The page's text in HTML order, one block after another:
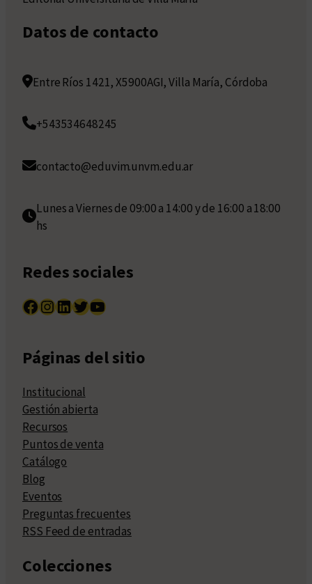
Datos de contacto
Entre Ríos 1421, X5900AGI, Villa María, Córdoba
+543534648245
contacto@eduvim.unvm.edu.ar
Lunes a Viernes de 09:00 a 14:00 y de 16:00 a 18:00
hs
Redes sociales
Facebook InstagramLinkedIn Twitter YouTube
Páginas del sitio
Institucional
Gestión abierta
Recursos
Puntos de venta
Catálogo
Blog
Eventos
Preguntas frecuentes
RSS Feed de entradas
Colecciones